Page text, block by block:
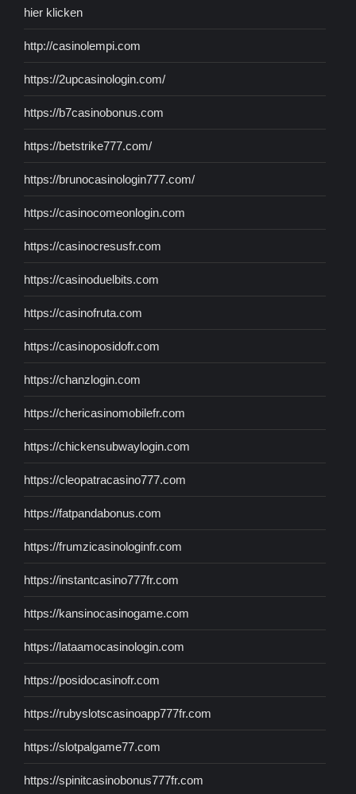
hier klicken
http://casinolempi.com
https://2upcasinologin.com/
https://b7casinobonus.com
https://betstrike777.com/
https://brunocasinologin777.com/
https://casinocomeonlogin.com
https://casinocresusfr.com
https://casinoduelbits.com
https://casinofruta.com
https://casinoposidofr.com
https://chanzlogin.com
https://chericasinomobilefr.com
https://chickensubwaylogin.com
https://cleopatracasino777.com
https://fatpandabonus.com
https://frumzicasinologinfr.com
https://instantcasino777fr.com
https://kansinocasinogame.com
https://lataamocasinologin.com
https://posidocasinofr.com
https://rubyslotscasinoapp777fr.com
https://slotpalgame77.com
https://spinitcasinobonus777fr.com